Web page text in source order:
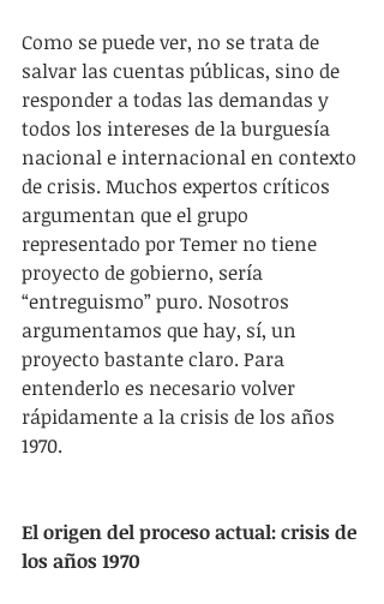
Como se puede ver, no se trata de
salvar las cuentas públicas, sino de
responder a todas las demandas y
todos los intereses de la burguesía
nacional e internacional en contexto
de crisis. Muchos expertos críticos
argumentan que el grupo
representado por Temer no tiene
proyecto de gobierno, sería
“entreguismo” puro. Nosotros
argumentamos que hay, sí, un
proyecto bastante claro. Para
entenderlo es necesario volver
rápidamente a la crisis de los años
1970.
El origen del proceso actual: crisis de
los años 1970